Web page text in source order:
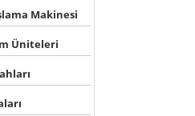
Makinesi
Üniteleri